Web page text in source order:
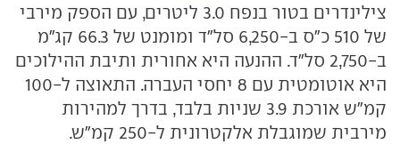
צילינדרים בטור בנפח 3.0 ליטרים, עם הספק מירבי
של 510 כ"ס ב-6,250 סל"ד ומומנט של 66.3 קג"מ
ב-2,750 סל"ד. ההנעה היא אחורית ותיבת ההילוכים
היא אוטומטית עם 8 יחסי העברה. התאוצה ל-100
קמ"ש אורכת 3.9 שניות בלבד, בדרך למהירות
מירבית שמוגבלת אלקטרונית ל-250 קמ"ש.